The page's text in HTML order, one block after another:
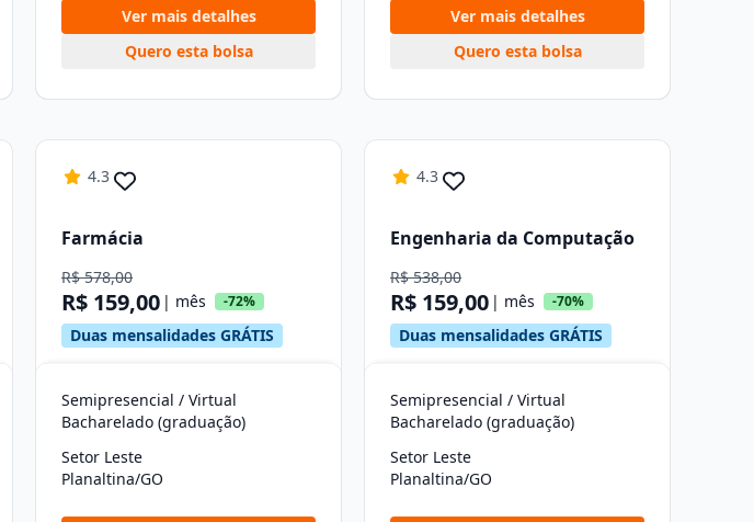
Ver mais detalhes
Quero esta bolsa
Ver mais detalhes
Quero esta bolsa
4.3
Farmácia
R$ 578,00
R$ 159,00 | mês -72%
Duas mensalidades GRÁTIS
Semipresencial / Virtual
Bacharelado (graduação)
Setor Leste
Planaltina/GO
4.3
Engenharia da Computação
R$ 538,00
R$ 159,00 | mês -70%
Duas mensalidades GRÁTIS
Semipresencial / Virtual
Bacharelado (graduação)
Setor Leste
Planaltina/GO